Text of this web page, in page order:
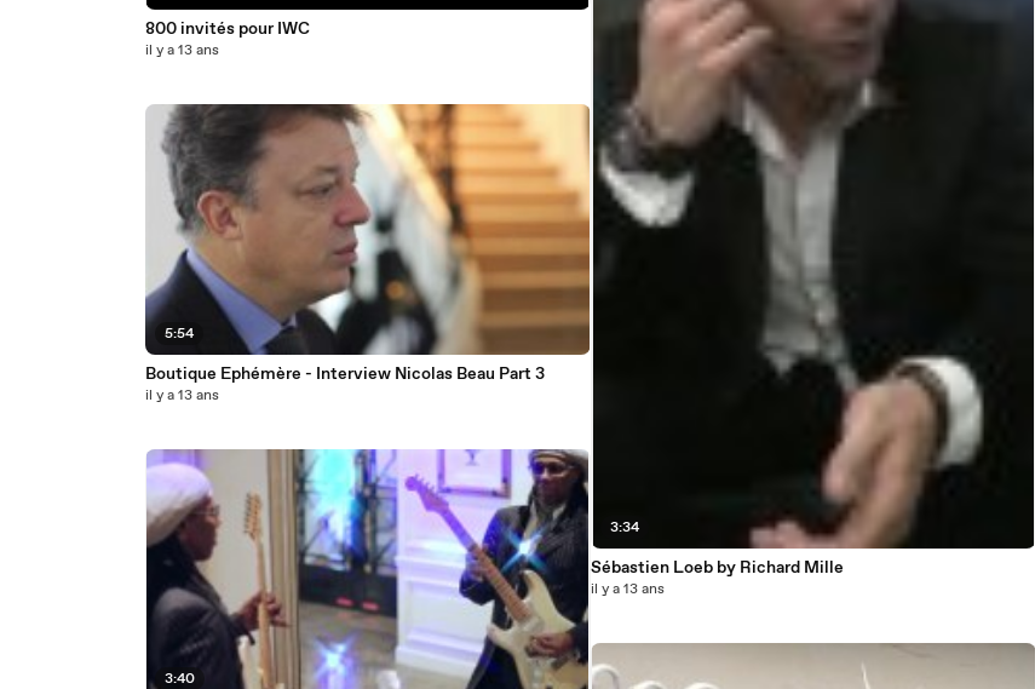
800 invités pour IWC
il y a 13 ans
5:54
Boutique Ephémère - Interview Nicolas Beau Part 3
il y a 13 ans
3:40
3:34
Sébastien Loeb by Richard Mille
il y a 13 ans